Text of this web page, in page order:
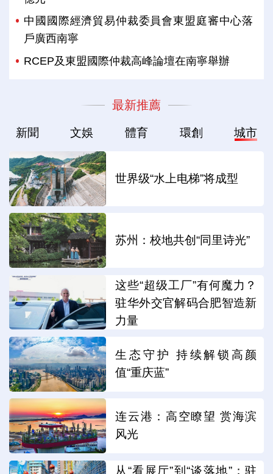
中國國際經濟貿易仲裁委員會東盟庭審中心落
戶廣西南寧
RCEP及東盟國際仲裁高峰論壇在南寧舉辦
最新推薦
新聞 文娛 體育 環創 城市
世界级“水上电梯”将成型
苏州：校地共创“同里诗光”
这些“超级工厂”有何魔力？
驻华外交官解码合肥智造新
力量
生态守护 持续解锁高颜
值“重庆蓝”
连云港：高空瞭望 赏海滨
风光
从“看展厅”到“谈落地”：驻